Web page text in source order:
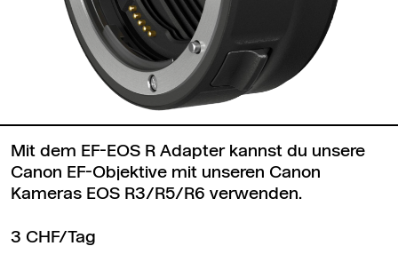
Mit dem EF-EOS R Adapter kannst du unsere
Canon EF-Objektive mit unseren Canon
Kameras EOS R3/R5/R6 verwenden.
3 CHF/Tag